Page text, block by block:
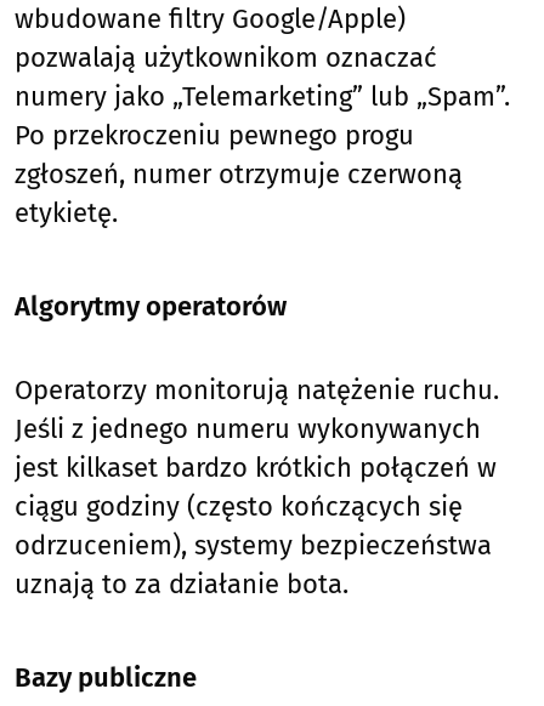
wbudowane filtry Google/Apple)
pozwalają użytkownikom oznaczać
numery jako „Telemarketing” lub „Spam”.
Po przekroczeniu pewnego progu
zgłoszeń, numer otrzymuje czerwoną
etykietę.
Algorytmy operatorów
Operatorzy monitorują natężenie ruchu.
Jeśli z jednego numeru wykonywanych
jest kilkaset bardzo krótkich połączeń w
ciągu godziny (często kończących się
odrzuceniem), systemy bezpieczeństwa
uznają to za działanie bota.
Bazy publiczne